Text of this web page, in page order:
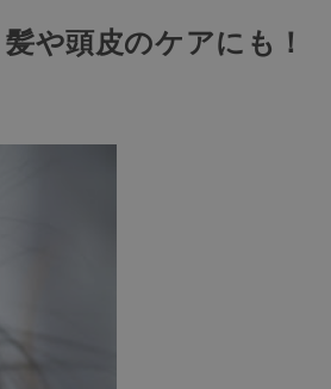
や頭皮のケアにも！